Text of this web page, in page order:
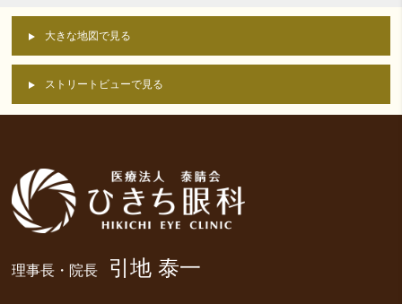
大きな地図で見る
ストリートビューで見る
理事長・院長 引地 泰一